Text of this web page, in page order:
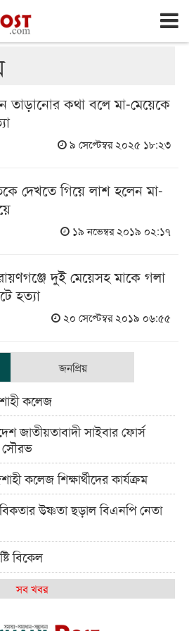
২৬শে শ্রাবণ ১৪৩৩
তাড়ানোর কথা বলে মা-মেয়েকে
৯ সেপ্টেম্বর ২০২৫ ১৮:২৩
দেখতে গিয়ে লাশ হলেন মা-
১৯ নভেম্বর ২০১৯ ০২:১৭
দুই মেয়েসহ মাকে গলা
হত্যা
২০ সেপ্টেম্বর ২০১৯ ০৬:৫৫
জনপ্রিয়
কলেজ
জাতীয়তাবাদী সাইবার ফোর্স
সৌরভ
কলেজ শিক্ষার্থীদের কার্যক্রম
উষ্ণতা ছড়াল বিএনপি নেতা
বিকেল
মধ্যবিত্তরা
সব খবর